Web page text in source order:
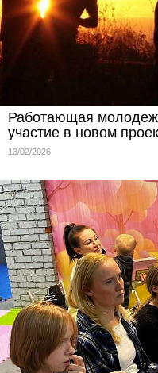
Работающая
участие в новом
13/02/2026